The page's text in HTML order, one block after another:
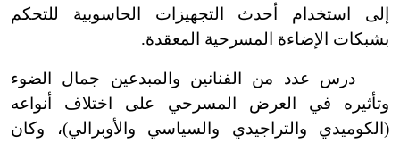
إلى استخدام أحدث التجهيزات الحاسوبية للتحكم
بشبكات الإضاءة المسرحية المعقدة.
درس عدد من الفنانين والمبدعين جمال الضوء
وتأثيره في العرض المسرحي على اختلاف أنواعه
(الكوميدي والتراجيدي والسياسي والأوبرالي)، وكان